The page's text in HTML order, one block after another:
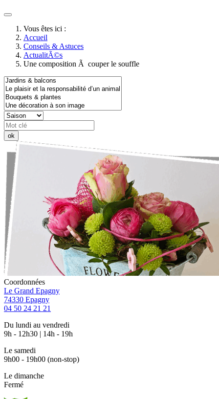
Vous êtes ici :
Accueil
Conseils & Astuces
ActualitÃ©s
Une composition Ã couper le souffle
ok
Coordonnées
Le Grand Epagny
74330 Epagny
04 50 24 21 21
Du lundi au vendredi
9h - 12h30 | 14h - 19h
Le samedi
9h00 - 19h00 (non-stop)
Le dimanche
Fermé